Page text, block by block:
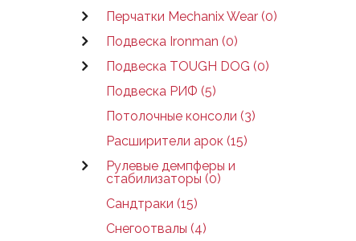
Перчатки Mechanix Wear (0)
Подвеска Ironman (0)
Подвеска TOUGH DOG (0)
Подвеска РИФ (5)
Потолочные консоли (3)
Расширители арок (15)
Рулевые демпферы и
стабилизаторы (0)
Сандтраки (15)
Снегоотвалы (4)